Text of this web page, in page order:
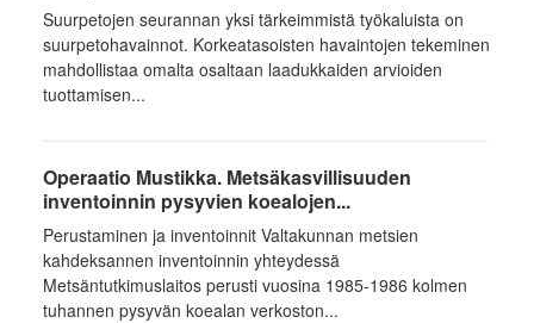
Suurpetojen seurannan yksi tärkeimmistä työkaluista on
suurpetohavainnot. Korkeatasoisten havaintojen tekeminen
mahdollistaa omalta osaltaan laadukkaiden arvioiden
tuottamisen...
Operaatio Mustikka. Metsäkasvillisuuden
inventoinnin pysyvien koealojen...
Perustaminen ja inventoinnit Valtakunnan metsien
kahdeksannen inventoinnin yhteydessä
Metsäntutkimuslaitos perusti vuosina 1985-1986 kolmen
tuhannen pysyvän koealan verkoston...